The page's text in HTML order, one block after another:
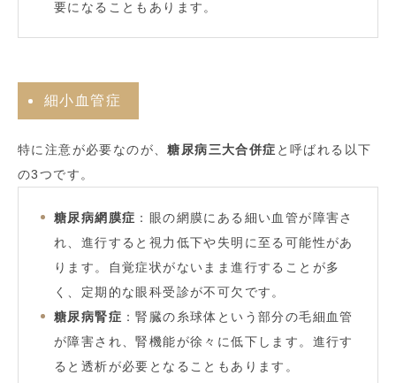
要になることもあります。
細小血管症
特に注意が必要なのが、糖尿病三大合併症 と呼ばれる以下
の3つです。
糖尿病網膜症 ：眼の網膜にある細い血管が障害さ
れ、進行すると視力低下や失明に至る可能性があ
ります。自覚症状がないまま進行することが多
く、定期的な眼科受診が不可欠です。
糖尿病腎症 ：腎臓の糸球体という部分の毛細血管
が障害され、腎機能が徐々に低下します。進行す
ると透析が必要となることもあります。